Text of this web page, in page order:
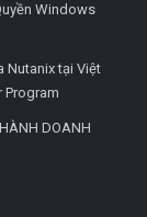
Windows
Nutanix tại Việt
Program
DOANH